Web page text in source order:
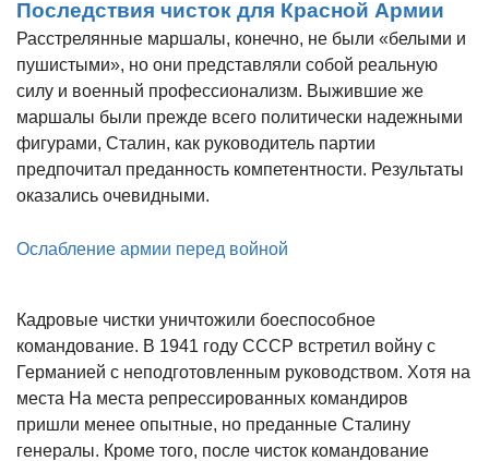
Последствия чисток для Красной Армии
Расстрелянные маршалы, конечно, не были «белыми и
пушистыми», но они представляли собой реальную
силу и военный профессионализм. Выжившие же
маршалы были прежде всего политически надежными
фигурами, Сталин, как руководитель партии
предпочитал преданность компетентности. Результаты
оказались очевидными.
Ослабление армии перед войной
Кадровые чистки уничтожили боеспособное
командование. В 1941 году СССР встретил войну с
Германией с неподготовленным руководством. Хотя на
места На места репрессированных командиров
пришли менее опытные, но преданные Сталину
генералы. Кроме того, после чисток командование